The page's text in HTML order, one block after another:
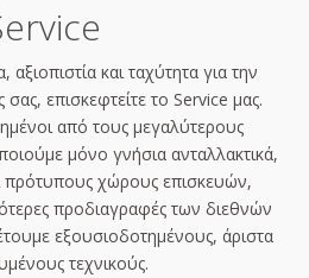
αξιοπιστία και ταχύτητα για την
επισκεφτείτε το Service μας.
από τους μεγαλύτερους
μόνο γνήσια ανταλλακτικά,
χώρους επισκευών,
προδιαγραφές των διεθνών
εξουσιοδοτημένους, άριστα
τεχνικούς.